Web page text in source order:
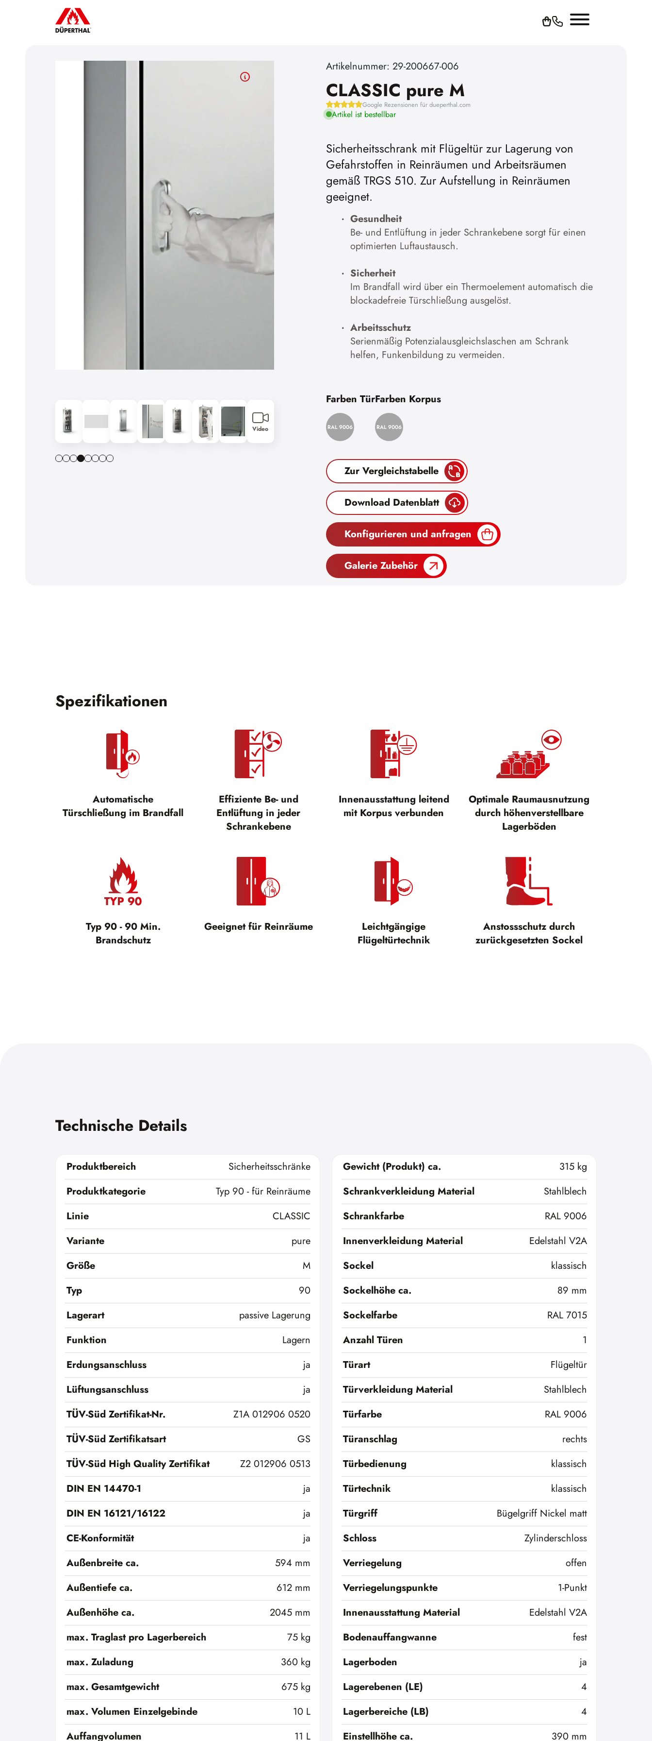
können,
Video
Artikelnummer: 29-200667-006
CLASSIC pure M
Google Rezensionen für dueperthal.com
Artikel ist bestellbar
Sicherheitsschrank mit Flügeltür zur Lagerung von
Gefahrstoffen in Reinräumen und Arbeitsräumen
gemäß TRGS 510. Zur Aufstellung in Reinräumen
geeignet.
Gesundheit
Be- und Entlüftung in jeder Schrankebene sorgt für einen
optimierten Luftaustausch.
Sicherheit
Im Brandfall wird über ein Thermoelement automatisch die
blockadefreie Türschließung ausgelöst.
Arbeitsschutz
Serienmäßig Potenzialausgleichslaschen am Schrank
helfen, Funkenbildung zu vermeiden.
Farben Tür
RAL 9006
Farben Korpus
RAL 9006
Zur Vergleichstabelle
Download Datenblatt
Konfigurieren und anfragen
Galerie Zubehör
Spezifikationen
Automatische
Türschließung im Brandfall
Effiziente Be- und
Entlüftung in jeder
Schrankebene
Innenausstattung leitend
mit Korpus verbunden
Optimale Raumausnutzung
durch höhenverstellbare
Lagerböden
Typ 90 - 90 Min.
Brandschutz
Geeignet für Reinräume
Leichtgängige
Flügeltürtechnik
Anstossschutz durch
zurückgesetzten Sockel
Technische Details
Produktbereich
Sicherheitsschränke
Produktkategorie
Typ 90 - für Reinräume
Linie
CLASSIC
Variante
pure
Größe
M
Typ
90
Lagerart
passive Lagerung
Funktion
Lagern
Erdungsanschluss
ja
Lüftungsanschluss
ja
TÜV-Süd Zertifikat-Nr.
Z1A 012906 0520
TÜV-Süd Zertifikatsart
GS
TÜV-Süd High Quality Zertifikat
Z2 012906 0513
DIN EN 14470-1
ja
DIN EN 16121/16122
ja
CE-Konformität
ja
Außenbreite ca.
594 mm
Außentiefe ca.
612 mm
Außenhöhe ca.
2045 mm
max. Traglast pro Lagerbereich
75 kg
max. Zuladung
360 kg
max. Gesamtgewicht
675 kg
max. Volumen Einzelgebinde
10 L
Auffangvolumen
11 L
Gewicht (Produkt) ca.
315 kg
Schrankverkleidung Material
Stahlblech
Schrankfarbe
RAL 9006
Innenverkleidung Material
Edelstahl V2A
Sockel
klassisch
Sockelhöhe ca.
89 mm
Sockelfarbe
RAL 7015
Anzahl Türen
1
Türart
Flügeltür
Türverkleidung Material
Stahlblech
Türfarbe
RAL 9006
Türanschlag
rechts
Türbedienung
klassisch
Türtechnik
klassisch
Türgriff
Bügelgriff Nickel matt
Schloss
Zylinderschloss
Verriegelung
offen
Verriegelungspunkte
1-Punkt
Innenausstattung Material
Edelstahl V2A
Bodenauffangwanne
fest
Lagerboden
ja
Lagerebenen (LE)
4
Lagerbereiche (LB)
4
Einstellhöhe ca.
390 mm